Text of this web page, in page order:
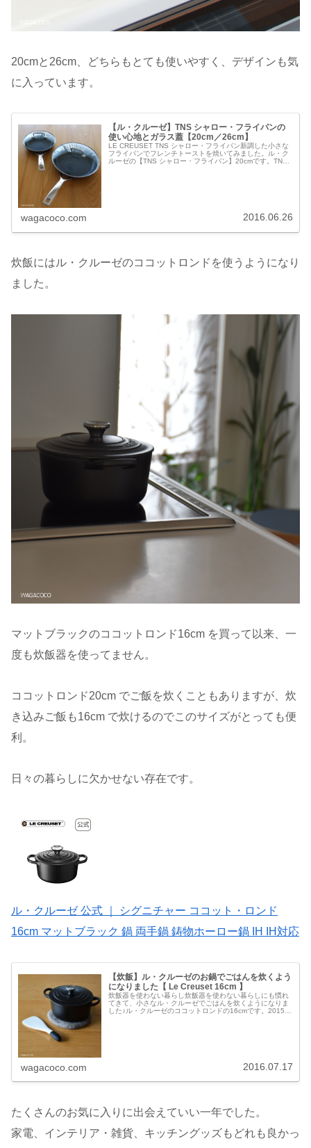
20cmと26cm、どちらもとても使いやすく、デザインも気
に入っています。
【ル・クルーゼ】TNS シャロー・フライパンの
使い心地とガラス蓋【20cm／26cm】
LE CREUSET TNS シャロー・フライパン新調した小さな
フライパンでフレンチトーストを焼いてみました。ル・ク
ルーゼの【TNS シャロー・フライパン】20cmです。TNS
wagacoco.com 2016.06.26
炊飯にはル・クルーゼのココットロンドを使うようになり
ました。
マットブラックのココットロンド16cm を買って以来、一
度も炊飯器を使ってません。
ココットロンド20cm でご飯を炊くこともありますが、炊
き込みご飯も16cm で炊けるのでこのサイズがとっても便
利。
日々の暮らしに欠かせない存在です。
ル・クルーゼ 公式 ｜ シグニチャー ココット・ロンド
16cm マットブラック 鍋 両手鍋 鋳物ホーロー鍋 IH IH対応
【炊飯】ル・クルーゼのお鍋でごはんを炊くよう
になりました【 Le Creuset 16cm 】
炊飯器を使わない暮らし炊飯器を使わない暮らしにも慣れ
てきて、小さなル・クルーゼでごはんを炊くようになりま
した♪ル・クルーゼのココットロンドの16cmです。2015年
wagacoco.com 2016.07.17
たくさんのお気に入りに出会えていい一年でした。
家電、インテリア・雑貨、キッチングッズもどれも良かっ